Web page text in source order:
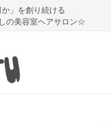
」を創り続ける
の美容室ヘアサロン☆